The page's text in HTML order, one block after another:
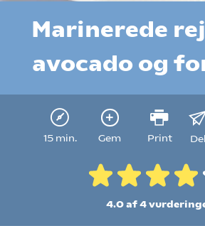
Marinerede
avocado og
15 min. Gem Print Del
4.0 af 4